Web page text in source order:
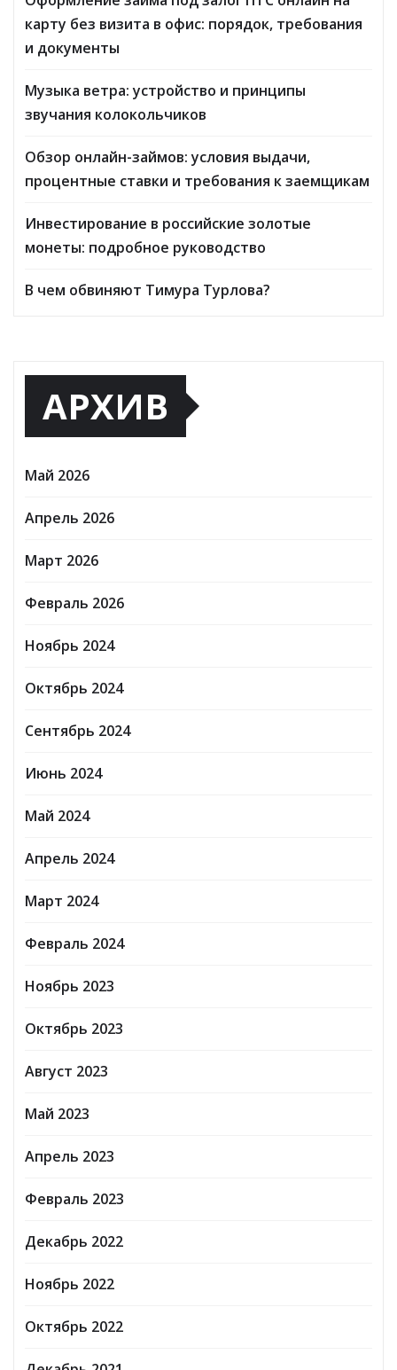
карту без визита в офис: порядок, требования
и документы
Музыка ветра: устройство и принципы
звучания колокольчиков
Обзор онлайн-займов: условия выдачи,
процентные ставки и требования к заемщикам
Инвестирование в российские золотые
монеты: подробное руководство
В чем обвиняют Тимура Турлова?
АРХИВ
Май 2026
Апрель 2026
Март 2026
Февраль 2026
Ноябрь 2024
Октябрь 2024
Сентябрь 2024
Июнь 2024
Май 2024
Апрель 2024
Март 2024
Февраль 2024
Ноябрь 2023
Октябрь 2023
Август 2023
Май 2023
Апрель 2023
Февраль 2023
Декабрь 2022
Ноябрь 2022
Октябрь 2022